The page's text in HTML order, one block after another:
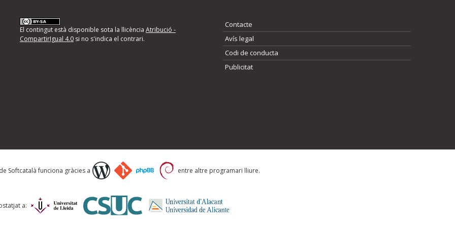
d'errors
següents i descriviu quina és la millora que
El contingut està disponible sota la llicència Atribució -
CompartirIgual 4.0si no s'indica el contrari.
Contacte
Avís legal
Codi de conducta
Publicitat
Softcatalà funciona gràcies a entre altre programari lliure.
a: